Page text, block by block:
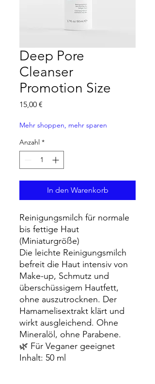
Deep Pore
Cleanser
Promotion Size
15,00 €
Mehr shoppen, mehr sparen
Anzahl *
In den Warenkorb
Reinigungsmilch für normale
bis fettige Haut
(Miniaturgröße)
Die leichte Reinigungsmilch
befreit die Haut intensiv von
Make-up, Schmutz und
überschüssigem Hautfett,
ohne auszutrocknen. Der
Hamamelisextrakt klärt und
wirkt ausgleichend. Ohne
Mineralöl, ohne Parabene.
🌿 Für Veganer geeignet
Inhalt: 50 ml